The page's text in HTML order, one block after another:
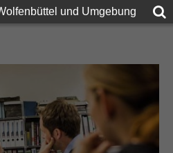
und Umgebung